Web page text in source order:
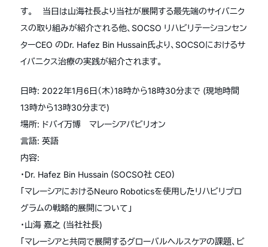
す。 当日は山海社長より当社が展開する最先端のサイバニク
スの取り組みが紹介される他、SOCSO リハビリテーションセン
ターCEO のDr. Hafez Bin Hussain氏より、SOCSOにおけるサ
イバニクス治療の実践が紹介されます。
日時: 2022年1月6日（木）18時から18時30分まで (現地時間
13時から13時30分まで)
場所: ドバイ万博 マレーシアパビリオン
言語: 英語
内容:
・Dr. Hafez Bin Hussain (SOCSO社 CEO)
「マレーシアにおけるNeuro Roboticsを使用したリハビリプロ
グラムの戦略的展開について」
・山海 嘉之 (当社社長)
「マレーシアと共同で展開するグローバルヘルスケアの課題、ビ